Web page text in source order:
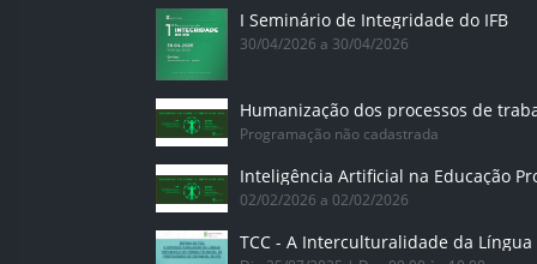
I Seminário de Integridade do IFB
30/04/2026 a 30/04/2026
Humanização dos processos de
Programação não cadastrada
02/02/2026 a 02/02/2026